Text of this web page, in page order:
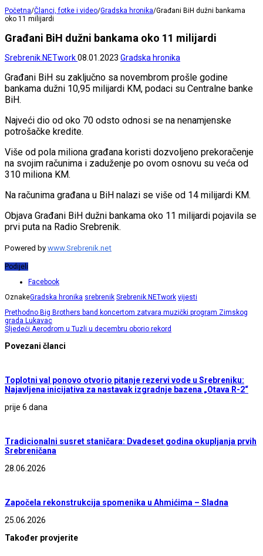
Početna/Članci, fotke i video/Gradska hronika/Građani BiH dužni bankama
oko 11 milijardi
Građani BiH dužni bankama oko 11 milijardi
Srebrenik.NETwork08.01.2023 Gradska hronika
Građani BiH su zaključno sa novembrom prošle godine
bankama dužni 10,95 milijardi KM, podaci su Centralne banke
BiH.
Najveći dio od oko 70 odsto odnosi se na nenamjenske
potrošačke kredite.
Više od pola miliona građana koristi dozvoljeno prekoračenje
na svojim računima i zaduženje po ovom osnovu su veća od
310 miliona KM.
Na računima građana u BiH nalazi se više od 14 milijardi KM.
Objava Građani BiH dužni bankama oko 11 milijardi pojavila se
prvi puta na Radio Srebrenik.
Powered by www.Srebrenik.net
Podijeli
Facebook
OznakeGradska hronika srebrenik Srebrenik.NETwork vijesti
Prethodno Big Brothers band koncertom zatvara muzički program Zimskog
grada Lukavac
Sljedeći Aerodrom u Tuzli u decembru oborio rekord
Povezani članci
Toplotni val ponovo otvorio pitanje rezervi vode u Srebreniku:
Najavljena inicijativa za nastavak izgradnje bazena „Otava R-2“
prije 6 dana
Tradicionalni susret staničara: Dvadeset godina okupljanja prvih
Srebreničana
28.06.2026
Započela rekonstrukcija spomenika u Ahmićima – Sladna
25.06.2026
Također provjerite